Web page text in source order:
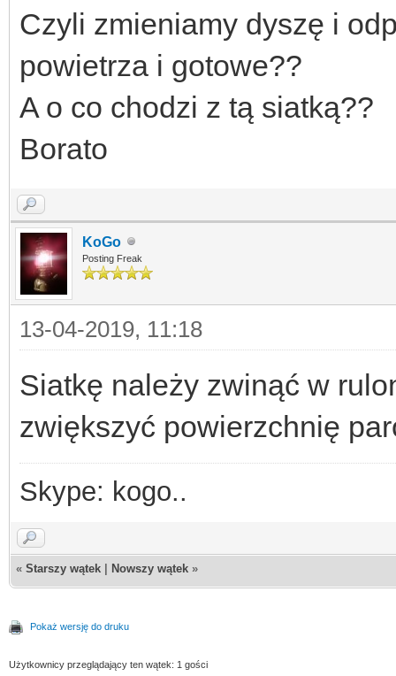
Czyli zmieniamy dyszę i
powietrza i gotowe??
A o co chodzi z tą siatką??
Borato
KoGo
Posting Freak
13-04-2019, 11:18
Siatkę należy zwinąć w
zwiększyć powierzchnię
Skype: kogo..
« Starszy wątek Nowszy wątek »
Pokaż wersję do druku
Użytkownicy przeglądający ten wątek: 1 gości